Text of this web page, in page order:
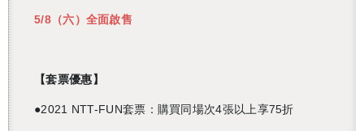
5/8（六）全面啟售
【套票優惠】
●2021 NTT-FUN套票：購買同場次4張以上享75折